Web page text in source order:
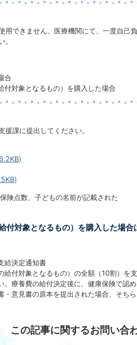
用できません。医療機関にて、一度自己
。
合
付対象となるもの）を購入した場合
課に提出してください。
険点数、子どもの名前が記載された
付対象となるもの）を購入した場
給決定通知書
付対象となるもの）の全額（10割）を
療養費の給付決定後に、健康保険で認
・意見書の原本を提出された場合、そち
この記事に関するお問い合